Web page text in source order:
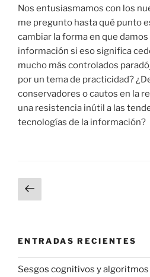
Nos entusiasmamos con los
me pregunto hasta qué punto
cambiar la forma en que
información si eso significa
mucho más controlados
por un tema de practicidad?
conservadores o cautos en la
una resistencia inútil a las
tecnologías de la información?
Paginación
de
Página
anterior
ENTRADAS RECIENTES
Sesgos cognitivos y algoritmos